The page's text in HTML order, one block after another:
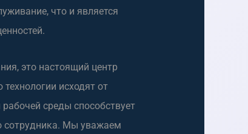
что и является
это настоящий центр
исходят от
среды способствует
сотрудника. Мы уважаем